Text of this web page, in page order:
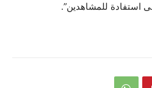
استفادة للمشاهدين”.